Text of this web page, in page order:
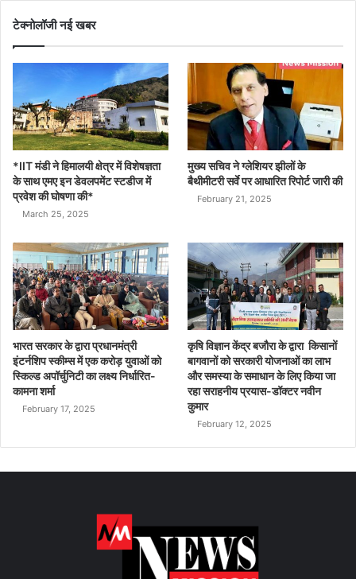
टेक्नोलॉजी नई खबर
*IIT मंडी ने हिमालयी क्षेत्र में विशेषज्ञता
के साथ एमए इन डेवलपमेंट स्टडीज में
प्रवेश की घोषणा की*
March 25, 2025
मुख्य सचिव ने ग्लेशियर झीलों के
बैथीमीटरी सर्वे पर आधारित रिपोर्ट जारी की
February 21, 2025
भारत सरकार के द्वारा प्रधानमंत्री
इंटर्नशिप स्कीम्स में एक करोड़ युवाओं को
स्किल्ड अपॉर्चुनिटी का लक्ष्य निर्धारित-
कामना शर्मा
February 17, 2025
कृषि विज्ञान केंद्र बजौरा के द्वारा किसानों
बागवानों को सरकारी योजनाओं का लाभ
और समस्या के समाधान के लिए किया जा
रहा सराहनीय प्रयास-डॉक्टर नवीन
कुमार
February 12, 2025